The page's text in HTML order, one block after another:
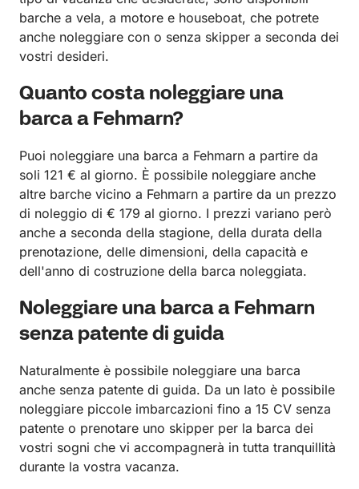
barche a vela, a motore e houseboat, che potrete
anche noleggiare con o senza skipper a seconda dei
vostri desideri.
Quanto costa noleggiare una
barca a Fehmarn?
Puoi noleggiare una barca a Fehmarn a partire da
soli 121 € al giorno. È possibile noleggiare anche
altre barche vicino a Fehmarn a partire da un prezzo
di noleggio di € 179 al giorno. I prezzi variano però
anche a seconda della stagione, della durata della
prenotazione, delle dimensioni, della capacità e
dell'anno di costruzione della barca noleggiata.
Noleggiare una barca a Fehmarn
senza patente di guida
Naturalmente è possibile noleggiare una barca
anche senza patente di guida. Da un lato è possibile
noleggiare piccole imbarcazioni fino a 15 CV senza
patente o prenotare uno skipper per la barca dei
vostri sogni che vi accompagnerà in tutta tranquillità
durante la vostra vacanza.